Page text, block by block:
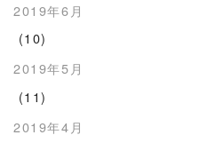
2019年6月
(10)
2019年5月
(11)
2019年4月